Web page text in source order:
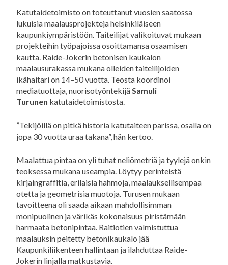
Katutaidetoimisto on toteuttanut vuosien saatossa
lukuisia maalausprojekteja helsinkiläiseen
kaupunkiympäristöön. Taiteilijat valikoituvat mukaan
projekteihin työpajoissa osoittamansa osaamisen
kautta. Raide-Jokerin betonisen kaukalon
maalausurakassa mukana olleiden taiteilijoiden
ikähaitari on 14–50 vuotta. Teosta koordinoi
mediatuottaja, nuorisotyöntekijä Samuli
Turunen katutaidetoimistosta.
”Tekijöillä on pitkä historia katutaiteen parissa, osalla on
jopa 30 vuotta uraa takana”, hän kertoo.
Maalattua pintaa on yli tuhat neliömetriä ja tyylejä onkin
teoksessa mukana useampia. Löytyy perinteistä
kirjaingraffitia, erilaisia hahmoja, maalauksellisempaa
otetta ja geometrisia muotoja. Turusen mukaan
tavoitteena oli saada aikaan mahdollisimman
monipuolinen ja värikäs kokonaisuus piristämään
harmaata betonipintaa. Raitiotien valmistuttua
maalauksin peitetty betonikaukalo jää
Kaupunkiliikenteen hallintaan ja ilahduttaa Raide-
Jokerin linjalla matkustavia.